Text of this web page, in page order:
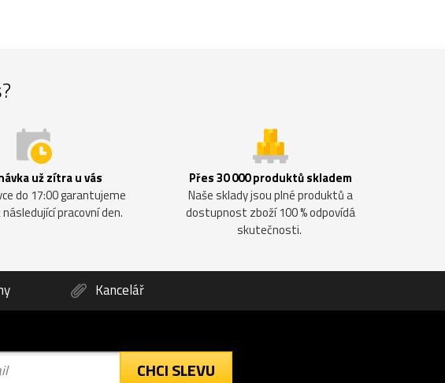
už zítra u vás
do 17:00 garantujeme
pracovní den.
Přes 30 000 produktů skladem
Naše sklady jsou plné produktů a
dostupnost zboží 100 % odpovídá
skutečnosti.
Kancelář
CHCI SLEVU